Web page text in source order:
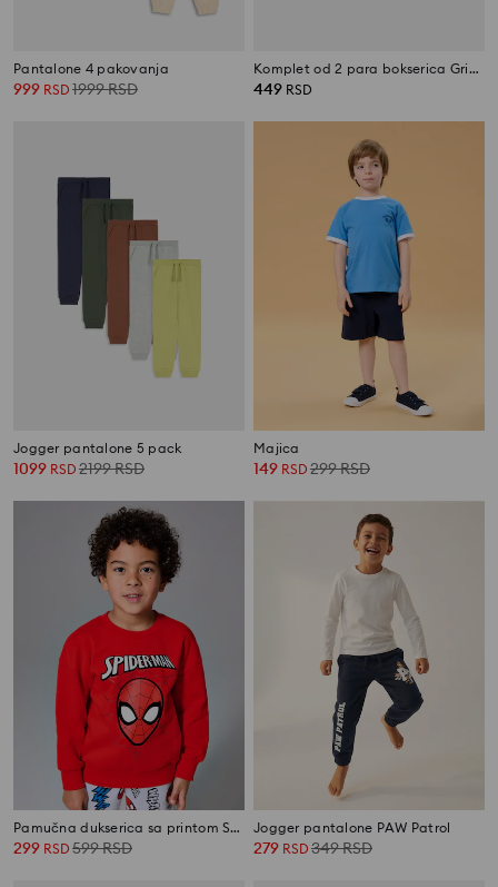
Pantalone 4 pakovanja
999 RSD 1999RSD
Komplet od 2 para bokserica Grinch
449 RSD
Jogger pantalone 5 pack
1099 RSD 2199RSD
Majica
149 RSD 299RSD
Pamučna dukserica sa printom Spider-Man
299 RSD 599RSD
Jogger pantalone PAW Patrol
279 RSD 349RSD